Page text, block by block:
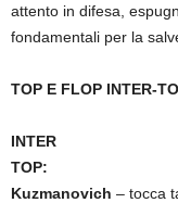
attento in difesa,
fondamentali per la
TOP E FLOP INTER-
INTER
TOP:
Kuzmanovich – tocca